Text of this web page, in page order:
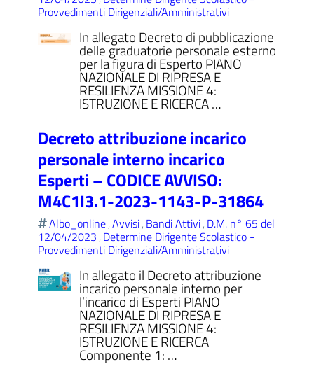
Provvedimenti Dirigenziali/Amministrativi
In allegato Decreto di pubblicazione
delle graduatorie personale esterno
per la figura di Esperto PIANO
NAZIONALE DI RIPRESA E
RESILIENZA MISSIONE 4:
ISTRUZIONE E RICERCA …
Decreto attribuzione incarico
personale interno incarico
Esperti – CODICE AVVISO:
M4C1I3.1-2023-1143-P-31864
Albo_online,Avvisi, Bandi Attivi, D.M. n° 65 del
12/04/2023, Determine Dirigente Scolastico -
Provvedimenti Dirigenziali/Amministrativi
In allegato il Decreto attribuzione
incarico personale interno per
l’incarico di Esperti PIANO
NAZIONALE DI RIPRESA E
RESILIENZA MISSIONE 4:
ISTRUZIONE E RICERCA
Componente 1: …